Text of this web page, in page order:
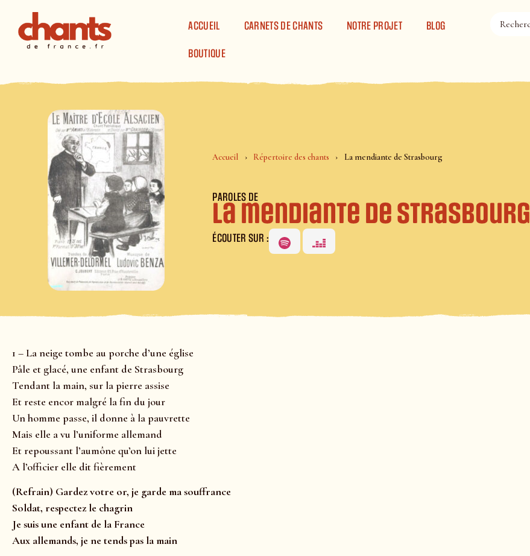
ACCUEIL CARNETS DE CHANTS NOTRE PROJET BLOG
BOUTIQUE
Accueil Répertoire des chants La mendiante de Strasbourg
PAROLES DE
La mendiante de Strasbourg
ÉCOUTER SUR :
1 – La neige tombe au porche d’une église
Pâle et glacé, une enfant de Strasbourg
Tendant la main, sur la pierre assise
Et reste encor malgré la fin du jour
Un homme passe, il donne à la pauvrette
Mais elle a vu l’uniforme allemand
Et repoussant l’aumône qu’on lui jette
A l’officier elle dit fièrement
(Refrain) Gardez votre or, je garde ma souffrance
Soldat, respectez le chagrin
Je suis une enfant de la France
Aux allemands, je ne tends pas la main